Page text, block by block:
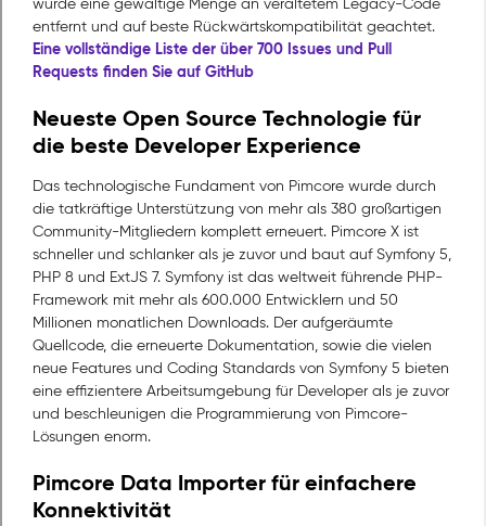
wurde eine gewaltige Menge an veraltetem Legacy-Code
entfernt und auf beste Rückwärtskompatibilität geachtet.
Eine vollständige Liste der über 700 Issues und Pull
Requests finden Sie auf GitHub
Neueste Open Source Technologie für
die beste Developer Experience
Das technologische Fundament von Pimcore wurde durch
die tatkräftige Unterstützung von mehr als 380 großartigen
Community-Mitgliedern komplett erneuert. Pimcore X ist
schneller und schlanker als je zuvor und baut auf Symfony 5,
PHP 8 und ExtJS 7. Symfony ist das weltweit führende PHP-
Framework mit mehr als 600.000 Entwicklern und 50
Millionen monatlichen Downloads. Der aufgeräumte
Quellcode, die erneuerte Dokumentation, sowie die vielen
neue Features und Coding Standards von Symfony 5 bieten
eine effizientere Arbeitsumgebung für Developer als je zuvor
und beschleunigen die Programmierung von Pimcore-
Lösungen enorm.
Pimcore Data Importer für einfachere
Konnektivität